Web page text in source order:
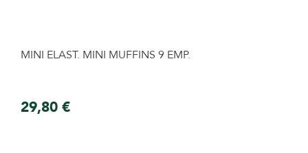
MINI ELAST. MINI MUFFINS 9 EMP.
29,80 €